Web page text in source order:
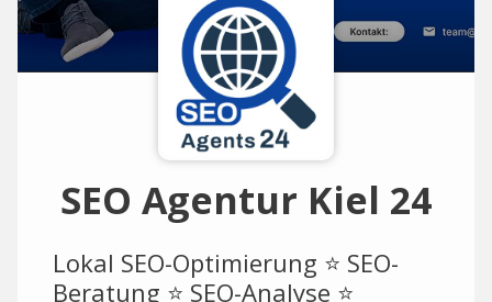
SEO Agentur Kiel 24
Lokal SEO-Optimierung ⭐ SEO-
Beratung ⭐ SEO-Analyse ⭐